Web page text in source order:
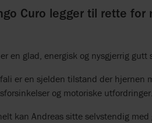
Curo legger til rette
en glad, energisk og nysgjerrig
er en sjelden tilstand der hjernen
og motoriske utfordringer.
kan Andreas sitte selvstendig